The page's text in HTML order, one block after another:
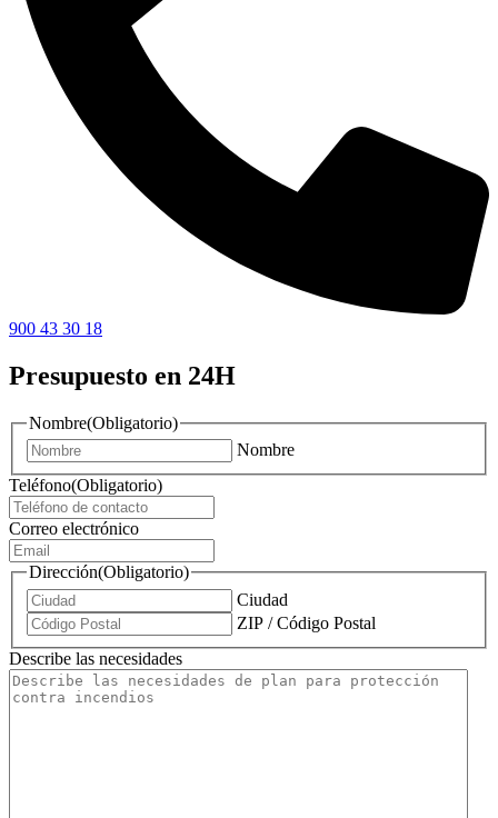
900 43 30 18
Presupuesto en 24H
Nombre(Obligatorio)
Nombre
Teléfono(Obligatorio)
Correo electrónico
Dirección(Obligatorio)
Ciudad
ZIP / Código Postal
Describe las necesidades